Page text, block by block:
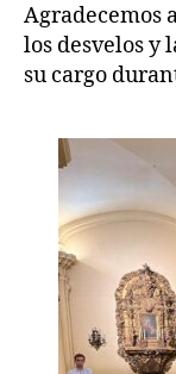
Agradecemos
los desvelos y
su cargo